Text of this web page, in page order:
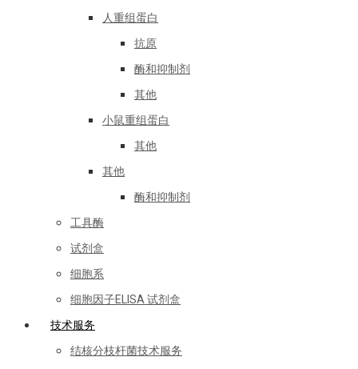
人重组蛋白
抗原
酶和抑制剂
其他
小鼠重组蛋白
其他
其他
酶和抑制剂
工具酶
试剂盒
细胞系
细胞因子ELISA 试剂盒
技术服务
结核分枝杆菌技术服务